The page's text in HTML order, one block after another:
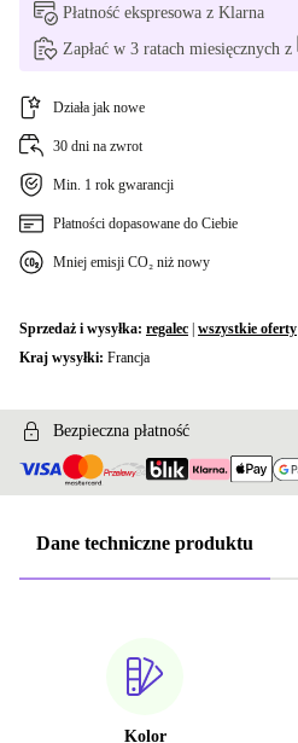
Płatność ekspresowa z Klarna
Zapłać w 3 ratach miesięcznych z
Działa jak nowe
30 dni na zwrot
Min. 1 rok gwarancji
Płatności dopasowane do Ciebie
Mniej emisji CO₂ niż nowy
Sprzedaż i wysyłka: regalec wszystkie oferty
Kraj wysyłki: Francja
Bezpieczna płatność
Dane techniczne produktu
Kolor